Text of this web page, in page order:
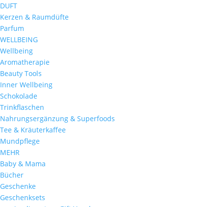
DUFT
Kerzen & Raumdüfte
Parfum
WELLBEING
Wellbeing
Aromatherapie
Beauty Tools
Inner Wellbeing
Schokolade
Trinkflaschen
Nahrungsergänzung & Superfoods
Tee & Kräuterkaffee
Mundpflege
MEHR
Baby & Mama
Bücher
Geschenke
Geschenksets